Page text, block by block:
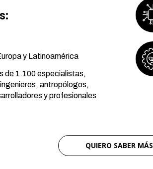
y Latinoamérica
de 1.100 especialistas,
antropólogos,
y profesionales
QUIERO SABER MÁS